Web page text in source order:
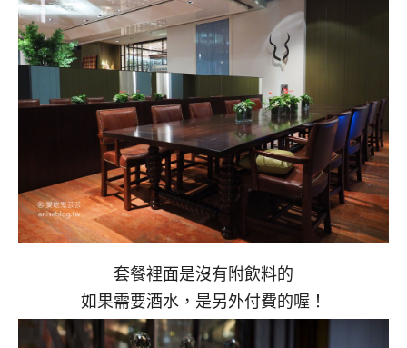
套餐裡面是沒有附飲料的
如果需要酒水，是另外付費的喔！